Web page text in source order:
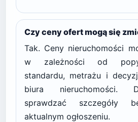
Czy ceny ofert mogą się
Tak. Ceny nieruchomości
w zależności od
standardu, metrażu i
biura nieruchomości.
sprawdzać szczegóły
aktualnym ogłoszeniu.